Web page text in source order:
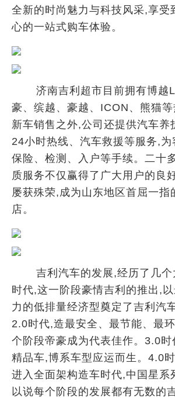
全新的时尚魅力与科技风采,享受
心的一站式购车体验。
济南吉利超市目前拥有博越
豪、缤越、豪越、ICON、熊猫
新车销售之外,公司还提供汽车养
24小时热线、汽车救援等服务,为
保险、检测、入户等手续。二十
质服务不仅赢得了广大用户的良
屡获殊荣,成为山东地区首屈一指
店。
吉利汽车的发展,经历了几
时代,这一阶段豪情吉利的推出,
力的低排量经济型奠定了吉利汽
2.0时代,造最安全、最节能、最
个阶段帝豪成为代表佳作。3.0时
精品车,博系车型应运而生。4.0
进入全面架构造车时代,中国星系
以说每个阶段的发展都有无数的